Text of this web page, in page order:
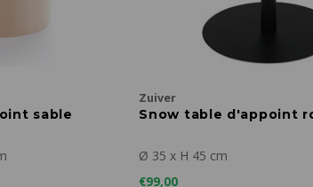
sable
Zuiver
Snow table d'appoint
Ø 35 x H 45 cm
€99,00